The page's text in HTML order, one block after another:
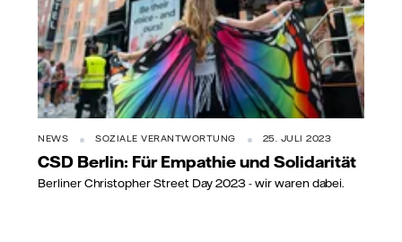
NEWS SOZIALE VERANTWORTUNG 25. JULI 2023
CSD Berlin: Für Empathie und Solidarität
Berliner Christopher Street Day 2023 - wir waren dabei.